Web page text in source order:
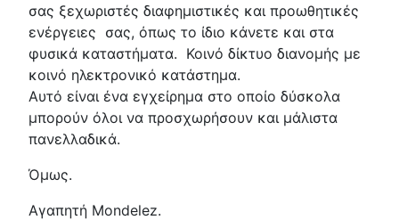
σας ξεχωριστές διαφημιστικές και προωθητικές
ενέργειες σας, όπως το ίδιο κάνετε και στα
φυσικά καταστήματα. Κοινό δίκτυο διανομής με
κοινό ηλεκτρονικό κατάστημα.
Αυτό είναι ένα εγχείρημα στο οποίο δύσκολα
μπορούν όλοι να προσχωρήσουν και μάλιστα
πανελλαδικά.
Όμως.
Αγαπητή Mondelez.